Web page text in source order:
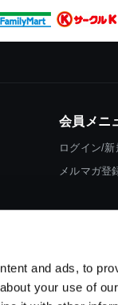
and ads, to
your use of
会員メニ
ログイン/
メルマガ登